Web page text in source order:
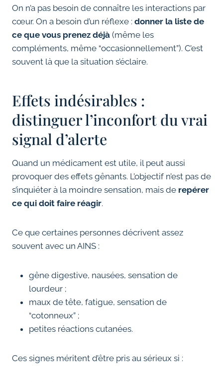
On n’a pas besoin de connaître les interactions par
cœur. On a besoin d’un réflexe : donner la liste de
ce que vous prenez déjà (même les
compléments, même “occasionnellement”). C’est
souvent là que la situation s’éclaire.
Effets indésirables :
distinguer l’inconfort du vrai
signal d’alerte
Quand un médicament est utile, il peut aussi
provoquer des effets gênants. L’objectif n’est pas de
s’inquiéter à la moindre sensation, mais de repérer
ce qui doit faire réagir.
Ce que certaines personnes décrivent assez
souvent avec un AINS :
gêne digestive, nausées, sensation de
lourdeur ;
maux de tête, fatigue, sensation de
“cotonneux” ;
petites réactions cutanées.
Ces signes méritent d’être pris au sérieux si :